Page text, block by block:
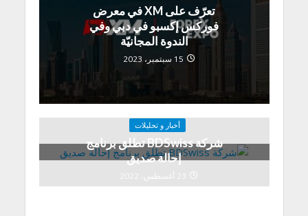
تعرّف على XM في معرض
فوركس إكسبو في دبي وفي
الندوة المجانيّة
15 سبتمبر، 2023
أخبار و تحليلات
شركة BDSwiss تطلق برنامج
إحالة صديق
23 أغسطس، 2022